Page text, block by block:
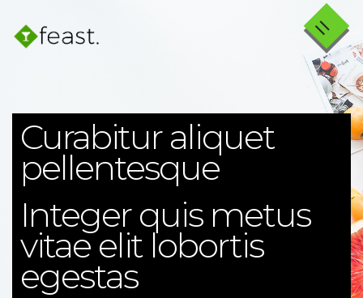
×
=
Curabitur aliquet
pellentesque
Integer quis metus
vitae elit lobortis
egestas